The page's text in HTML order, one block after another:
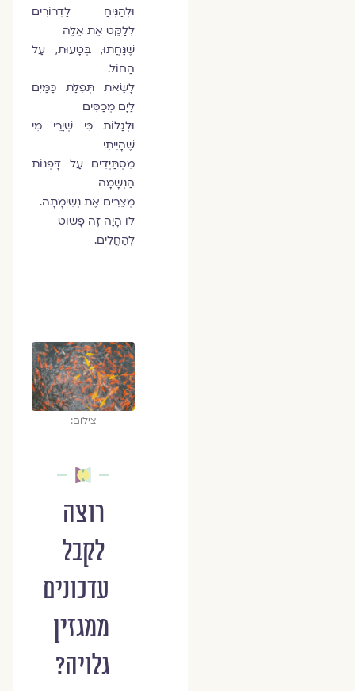
וּלְהַנִּיחַ לַדְּרוֹרִים
לְלַקֵּט אֶת אֵלֶּה
שֶׁנָּחֲתוּ, בְּטָעוּת, עַל
הַחוֹל.
לָשֵׂאת תְּפִלַּת כַּמַּיִם
לַיָּם מְכַסִּים
וּלְגַלּוֹת כִּי שְׁיָרֵי מִי
שֶׁהָיִיתִי
מִסְתַּיְּדִים עַל דָּפְנוֹת
הַנְּשָׁמָה
מְצֵרִים אֶת נְשִׁימָתָהּ.
לוּ הָיָה זֶה פָּשׁוּט
לְהַחֲלִים.
צילום:
רוצה
לקבל
עדכונים
ממגזין
גלויה?